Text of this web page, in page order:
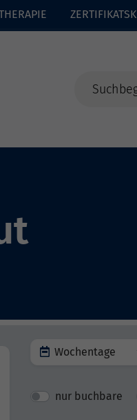
Wochentage
nur buchbare